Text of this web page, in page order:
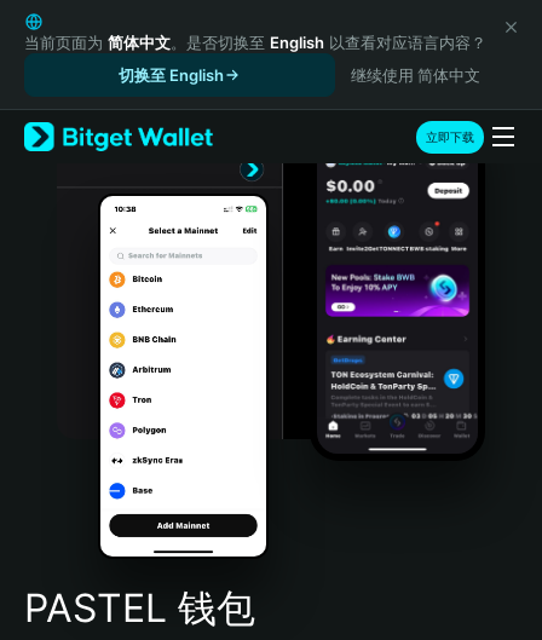
English
日本語
Русский
Español (Latinoamérica)
Türkçe
Português (Portugal)
Bahasa Indonesia
Português (Brasil)
Español (Argentina)
当前页面为 简体中文。是否切换至 English 以查看对应语言内容？
切换至 English
继续使用 简体中文
立即下载
PASTEL 钱包